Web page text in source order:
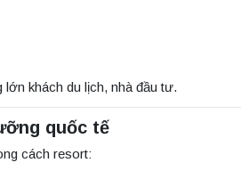
khách du lịch, nhà đầu tư.
quốc tế
cách resort: